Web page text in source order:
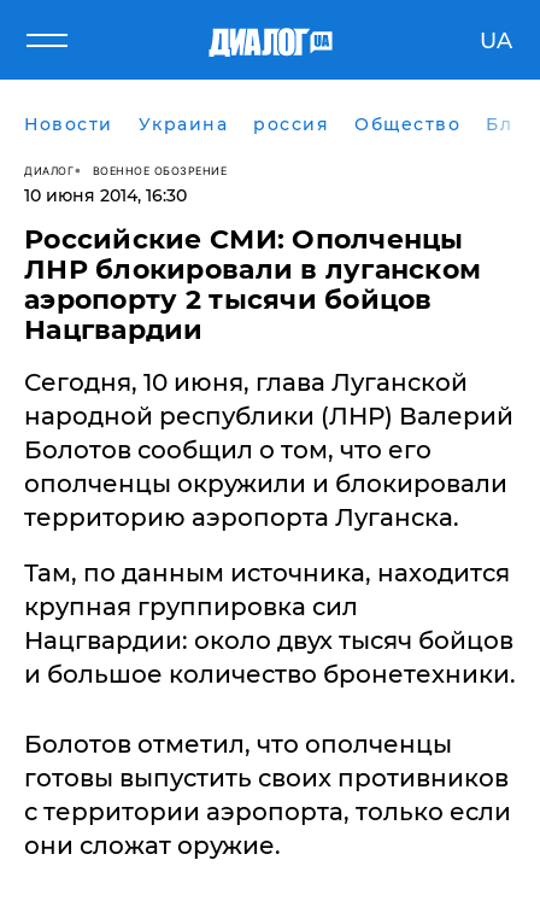
UA
Новости Украина россия Общество
ДИАЛОГ ВОЕННОЕ ОБОЗРЕНИЕ
10 июня 2014, 16:30
Российские СМИ: Ополченцы
ЛНР блокировали в луганском
аэропорту 2 тысячи бойцов
Нацгвардии
Сегодня, 10 июня, глава Луганской
народной республики (ЛНР) Валерий
Болотов сообщил о том, что его
ополченцы окружили и блокировали
территорию аэропорта Луганска.
Там, по данным источника, находится
крупная группировка сил
Нацгвардии: около двух тысяч бойцов
и большое количество бронетехники.
Болотов отметил, что ополченцы
готовы выпустить своих противников
с территории аэропорта, только если
они сложат оружие.